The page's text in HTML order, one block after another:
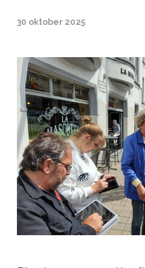
30 oktober 2025